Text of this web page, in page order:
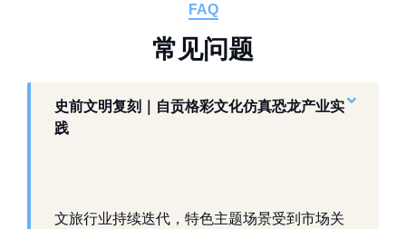
FAQ
常 见问题
史前文明复刻｜自贡格彩文化仿真恐龙产业实
践
文旅行业持续迭代，特色主题场景受到市场关